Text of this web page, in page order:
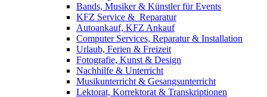
Bands, Musiker & Künstler für Events
KFZ Service & Reparatur
Autoankauf, KFZ Ankauf
Computer Services, Reparatur & Installation
Urlaub, Ferien & Freizeit
Fotografie, Kunst & Design
Nachhilfe & Unterricht
Musikunterricht & Gesangsunterricht
Lektorat, Korrektorat & Transkriptionen